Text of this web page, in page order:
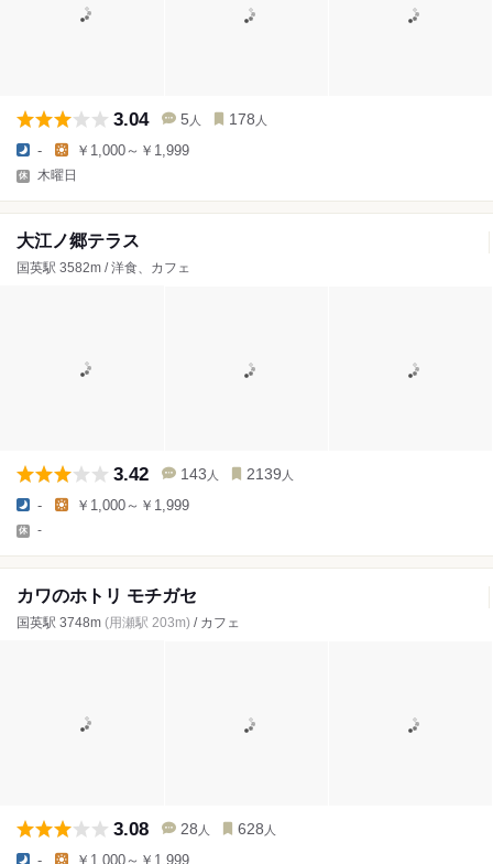
3.04 5 人 178 人
- ￥1,000～￥1,999
木曜日
大江ノ郷テラス
国英駅 3582m / 洋食、カフェ
3.42 143 人 2139 人
- ￥1,000～￥1,999
-
カワのホトリ モチガセ
国英駅 3748m (用瀬駅 203m) / カフェ
3.08 28 人 628 人
- ￥1,000～￥1,999